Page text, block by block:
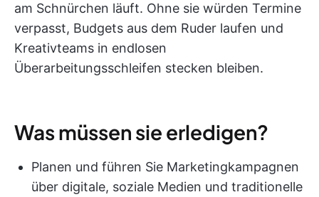
am Schnürchen läuft. Ohne sie würden Termine
verpasst, Budgets aus dem Ruder laufen und
Kreativteams in endlosen
Überarbeitungsschleifen stecken bleiben.
Was müssen sie erledigen?
Planen und führen Sie Marketingkampagnen
über digitale, soziale Medien und traditionelle